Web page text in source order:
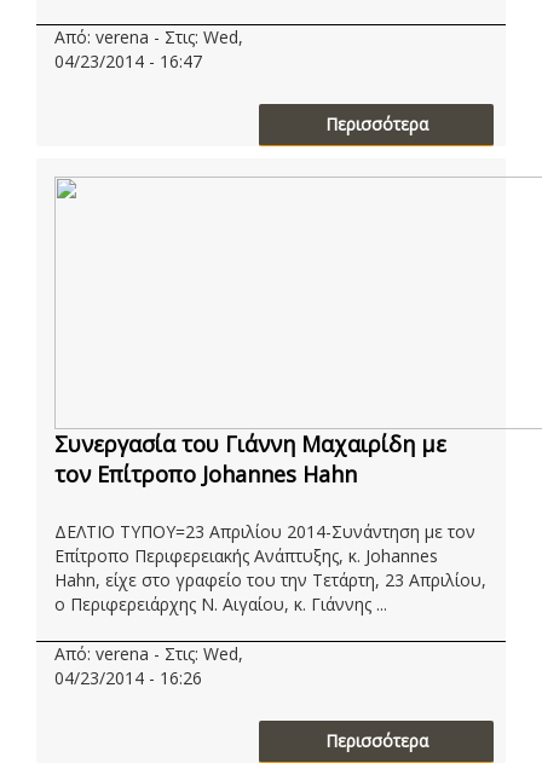
Από: verena - Στις: Wed,
04/23/2014 - 16:47
Περισσότερα
Συνεργασία του Γιάννη Μαχαιρίδη με
τον Επίτροπο Johannes Hahn
ΔΕΛΤΙΟ ΤΥΠΟΥ=23 Απριλίου 2014-Συνάντηση με τον
Επίτροπο Περιφερειακής Ανάπτυξης, κ. Johannes
Hahn, είχε στο γραφείο του την Τετάρτη, 23 Απριλίου,
ο Περιφερειάρχης Ν. Αιγαίου, κ. Γιάννης ...
Από: verena - Στις: Wed,
04/23/2014 - 16:26
Περισσότερα